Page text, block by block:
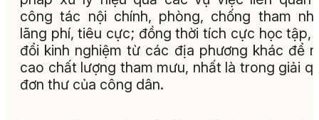
công tác nội chính, phòng, chống tham
lãng phí, tiêu cực; đồng thời tích cực học tập,
đổi kinh nghiệm từ các địa phương khác để
cao chất lượng tham mưu, nhất là trong giải
đơn thư của công dân.